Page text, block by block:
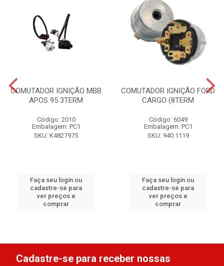
COMUTADOR IGNIÇÃO MBB
APOS 95 3TERM
Código: 2010
Embalagem: PC1
SKU: K4827975
Faça seu login ou
cadastre-se para
ver preços e
comprar
COMUTADOR IGNIÇÃO FORD
CARGO (8TERM
Código: 6049
Embalagem: PC1
SKU: 940.1119
Faça seu login ou
cadastre-se para
ver preços e
comprar
Cadastre-se para receber nossas